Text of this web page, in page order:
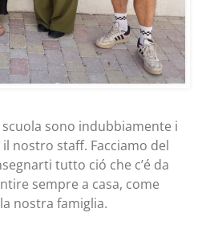
sono indubbiamente i
nostro staff. Facciamo del
tutto ció che c’é da
sempre a casa, come
nostra famiglia.